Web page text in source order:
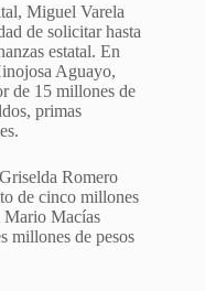
Miguel Varela
de solicitar hasta
estatal. En
Aguayo,
de 15 millones de
primas
Romero
de cinco millones
Mario Macías
millones de pesos